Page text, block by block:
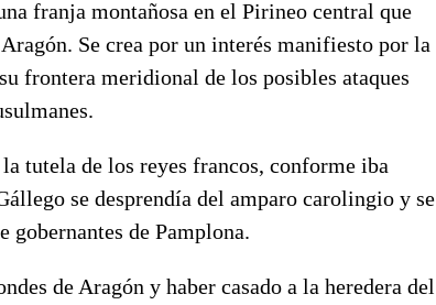
franja montañosa en el Pirineo central que
Se crea por un interés manifiesto por la
frontera meridional de los posibles ataques
tutela de los reyes francos, conforme iba
se desprendía del amparo carolingio y se
gobernantes de Pamplona.
de Aragón y haber casado a la heredera del